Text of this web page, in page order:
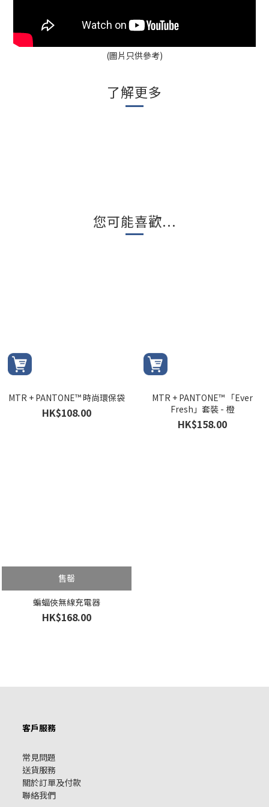
(圖片只供參考)
了解更多
您可能喜歡...
MTR + PANTONE™ 時尚環保袋
HK$108.00
MTR + PANTONE™ 「Ever
Fresh」套裝 - 橙
HK$158.00
售罄
蝙蝠俠無線充電器
HK$168.00
客戶服務
常見問題
送貨服務
關於訂單及付款
聯絡我們